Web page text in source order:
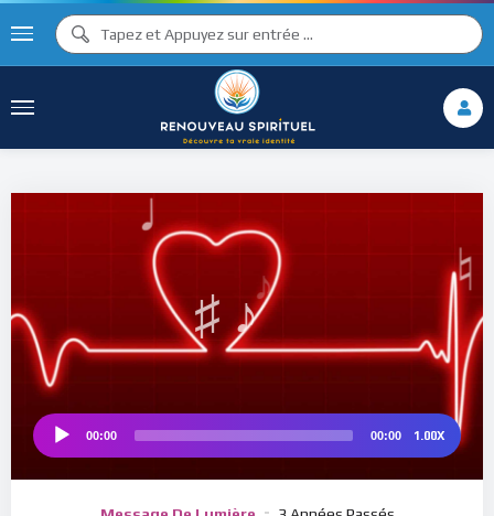
♫ ♩
♩
♯ ♪
♪
♯ ♬
♫
♮
00:00 00:00 1.00X